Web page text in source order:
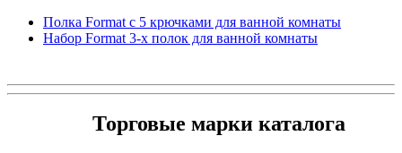
Полка Format с 5 крючками для ванной комнаты
Набор Format 3-х полок для ванной комнаты
Торговые марки каталога